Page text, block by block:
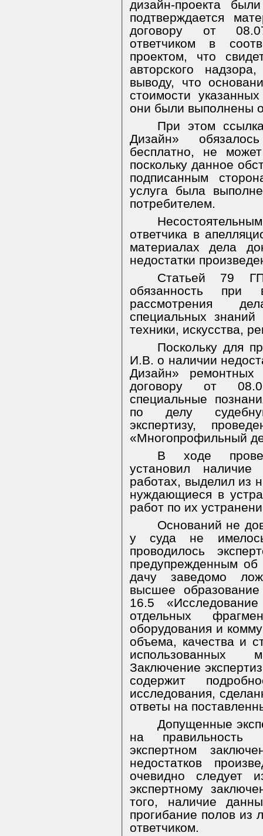
дизайн-проекта
подтверждается
договору от
ответчиком в
проектом, что
авторского
выводу, что
стоимости
они были выполнены
При этом
Дизайн»
бесплатно, не
поскольку данное
подписанным
услуга была
потребителем.
ответчика в
материалах дела
недостатки
Статьей 79
обязанность при
рассмотрения
специальных
техники, искусства,
Поскольку для
И.В. о наличии
Дизайн»
договору от
специальные
по делу судебную
экспертизу,
«Многопрофильный
В ходе
установил наличие
работах, выделил из
нуждающиеся в
работ по их
Оснований не
у суда не
проводилось
предупрежденным об
дачу заведомо
высшее
16.5
отдельных
оборудования и
объема, качества и
использованных
Заключение
содержит
исследования,
ответы на
Допущенные
на правильность
экспертном
недостатков
очевидно следует
экспертному
того, наличие
прогибание полов из
ответчиком.